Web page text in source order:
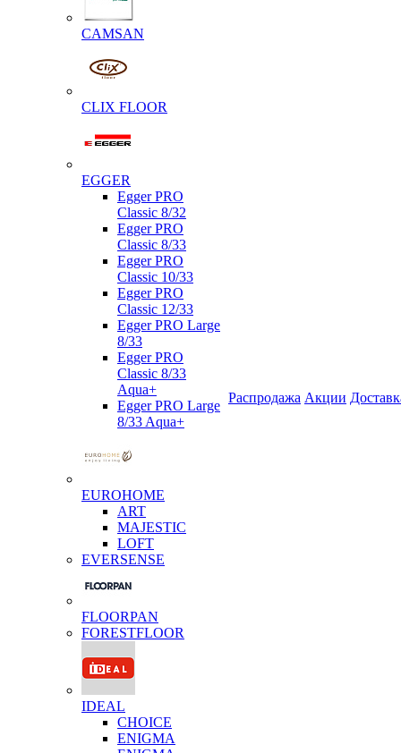
CAMSAN
CLIX FLOOR
EGGER
Egger PRO
Classic 8/32
Egger PRO
Classic 8/33
Egger PRO
Classic 10/33
Egger PRO
Classic 12/33
Egger PRO Large
8/33
Egger PRO
Classic 8/33
Aqua+
Egger PRO Large
8/33 Aqua+
EUROHOME
ART
MAJESTIC
LOFT
EVERSENSE
FLOORPAN
FORESTFLOOR
IDEAL
CHOICE
ENIGMA
Распродажа Акции